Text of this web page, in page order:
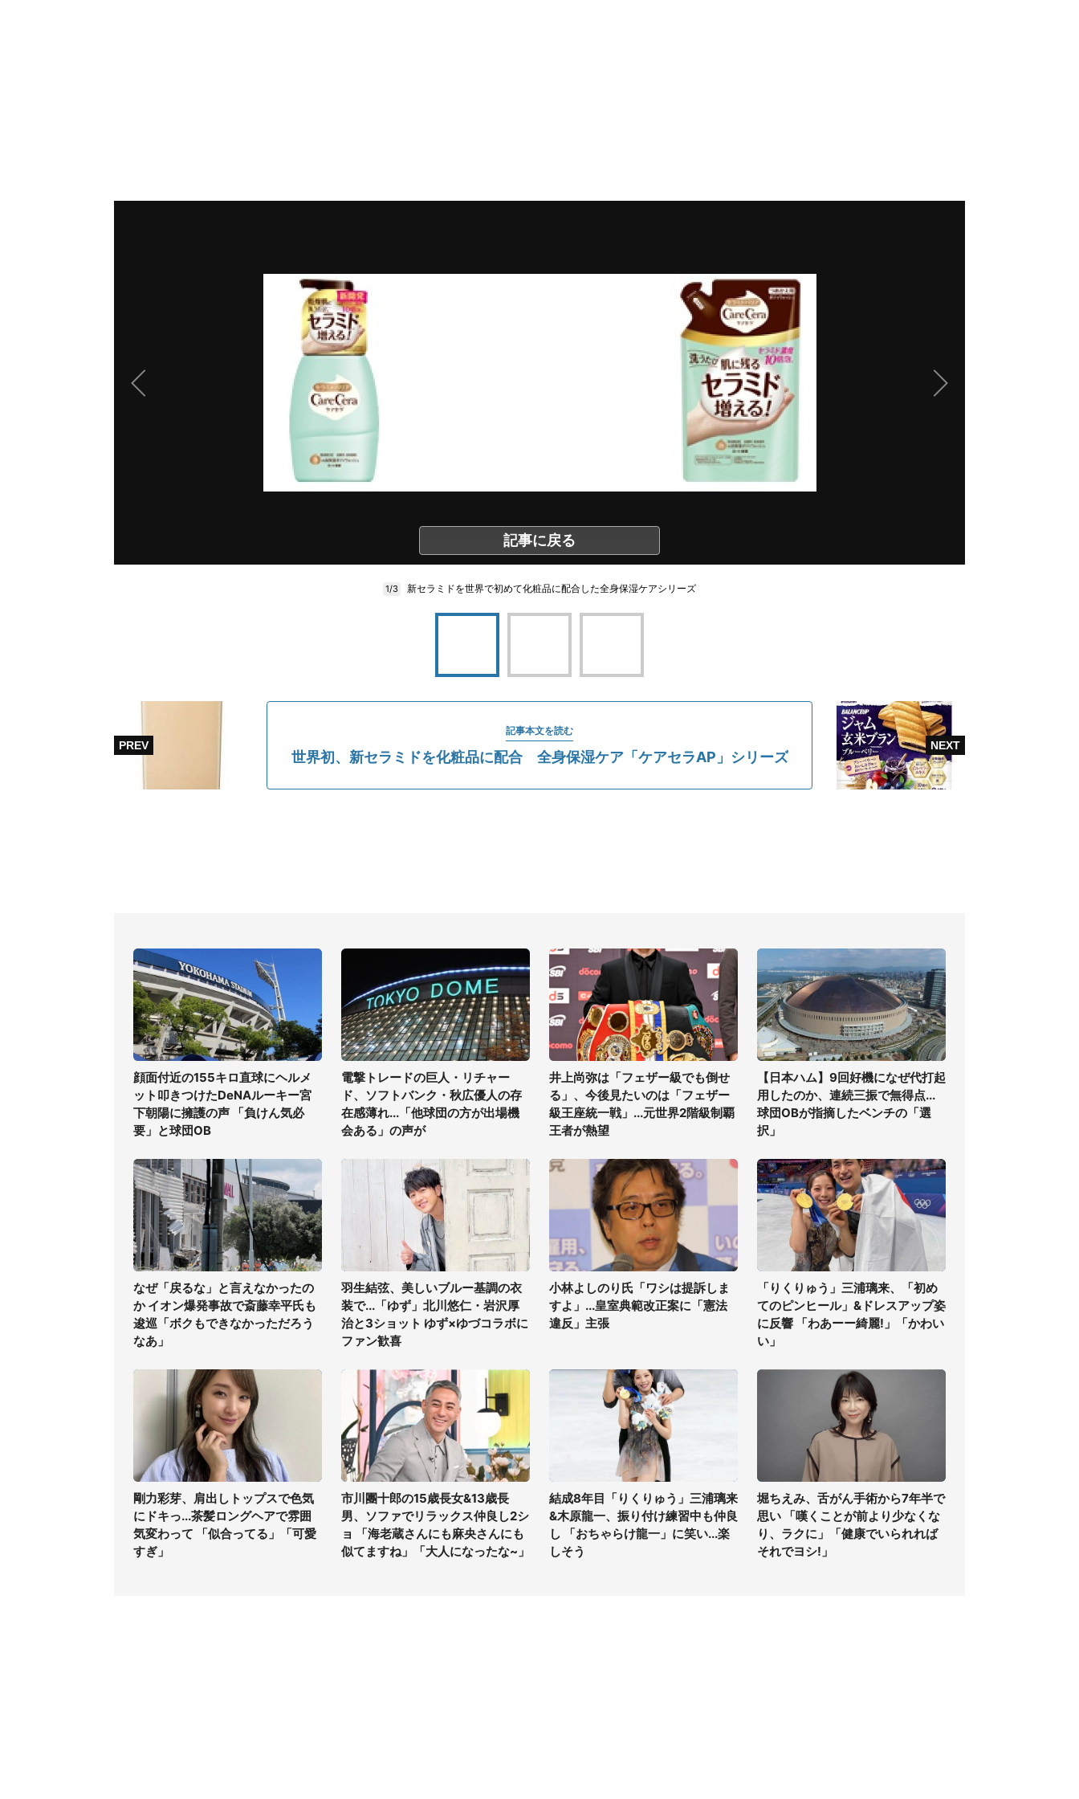
記事に戻る
1/3 新セラミドを世界で初めて化粧品に配合した全身保湿ケアシリーズ
記事本文を読む
世界初、新セラミドを化粧品に配合 全身保湿ケア「ケアセラAP」シリーズ
顔面付近の155キロ直球にヘルメ
ット叩きつけたDeNAルーキー宮
下朝陽に擁護の声 「負けん気必
要」と球団OB
電撃トレードの巨人・リチャー
ド、ソフトバンク・秋広優人の存
在感薄れ...「他球団の方が出場機
会ある」の声が
井上尚弥は「フェザー級でも倒せ
る」、今後見たいのは「フェザー
級王座統一戦」...元世界2階級制覇
王者が熱望
【日本ハム】9回好機になぜ代打起
用したのか、連続三振で無得点...
球団OBが指摘したベンチの「選
択」
なぜ「戻るな」と言えなかったの
か イオン爆発事故で斎藤幸平氏も
逡巡「ボクもできなかっただろう
なあ」
羽生結弦、美しいブルー基調の衣
装で...「ゆず」北川悠仁・岩沢厚
治と3ショット ゆず×ゆづコラボに
ファン歓喜
小林よしのり氏「ワシは提訴しま
すよ」...皇室典範改正案に「憲法
違反」主張
「りくりゅう」三浦璃来、「初め
てのピンヒール」&ドレスアップ姿
に反響 「わあーー綺麗!」「かわい
い」
剛力彩芽、肩出しトップスで色気
にドキっ...茶髪ロングヘアで雰囲
気変わって 「似合ってる」「可愛
すぎ」
市川團十郎の15歳長女&13歳長
男、ソファでリラックス仲良し2シ
ョ 「海老蔵さんにも麻央さんにも
似てますね」「大人になったな~」
結成8年目「りくりゅう」三浦璃来
&木原龍一、振り付け練習中も仲良
し 「おちゃらけ龍一」に笑い...楽
しそう
堀ちえみ、舌がん手術から7年半で
思い 「嘆くことが前より少なくな
り、ラクに」「健康でいられれば
それでヨシ!」